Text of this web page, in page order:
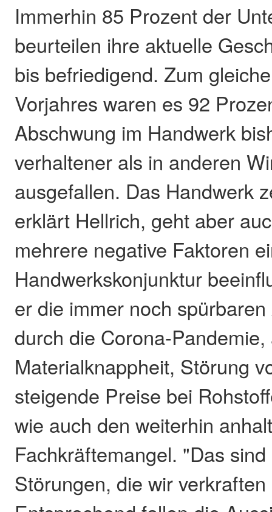
Immerhin 85 Prozent der
beurteilen ihre aktuelle
bis befriedigend. Zum
Vorjahres waren es 92
Abschwung im Handwerk
verhaltener als in anderen
ausgefallen. Das Handwerk
erklärt Hellrich, geht aber
mehrere negative Faktoren
Handwerkskonjunktur
er die immer noch
durch die Corona-
Materialknappheit, Störung
steigende Preise bei
wie auch den weiterhin
Fachkräftemangel. "Das
Störungen, die wir